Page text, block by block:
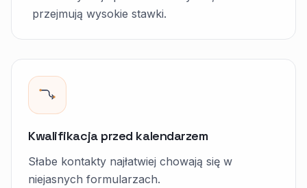
przejmują wysokie stawki.
Kwalifikacja przed kalendarzem
Słabe kontakty najłatwiej chowają się w
niejasnych formularzach.